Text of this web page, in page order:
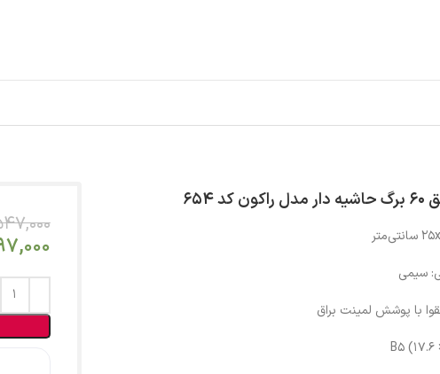
654
سیمی
با پوشش لمینت براق